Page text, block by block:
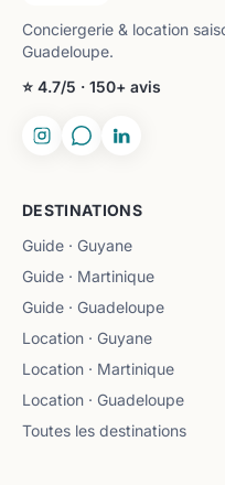
Conciergerie & location
Guadeloupe.
⭐ 4.7/5 · 150+ avis
DESTINATIONS
Guide · Guyane
Guide · Martinique
Guide · Guadeloupe
Location · Guyane
Location · Martinique
Location · Guadeloupe
Toutes les destinations